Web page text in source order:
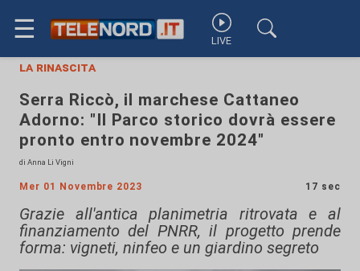
☰ LIVE
la rinascita
Serra Riccò, il marchese Cattaneo
Adorno: "Il Parco storico dovrà essere
pronto entro novembre 2024"
di Anna Li Vigni
Mer 01 Novembre 2023 17 sec
Grazie all'antica planimetria ritrovata e al
finanziamento del PNRR, il progetto prende
forma: vigneti, ninfeo e un giardino segreto